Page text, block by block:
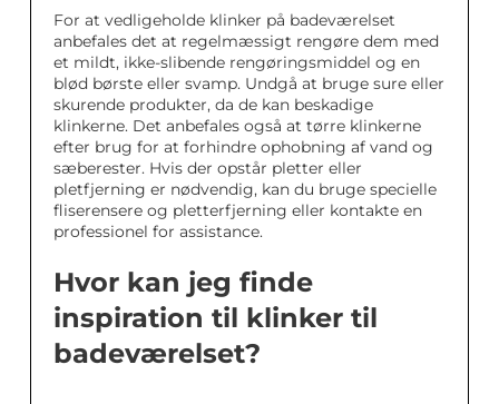
For at vedligeholde klinker på badeværelset
anbefales det at regelmæssigt rengøre dem med
et mildt, ikke-slibende rengøringsmiddel og en
blød børste eller svamp. Undgå at bruge sure eller
skurende produkter, da de kan beskadige
klinkerne. Det anbefales også at tørre klinkerne
efter brug for at forhindre ophobning af vand og
sæberester. Hvis der opstår pletter eller
pletfjerning er nødvendig, kan du bruge specielle
fliserensere og pletterfjerning eller kontakte en
professionel for assistance.
Hvor kan jeg finde
inspiration til klinker til
badeværelset?